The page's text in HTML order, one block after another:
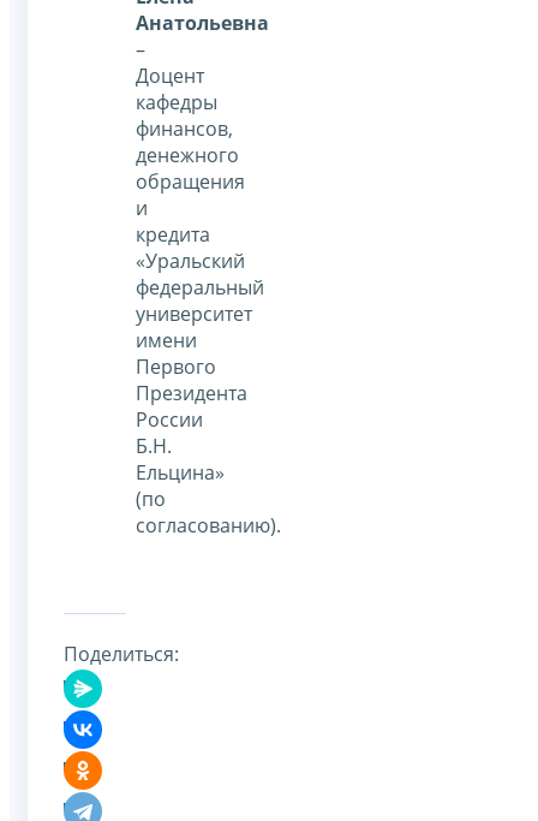
Анатольевна
–
Доцент
кафедры
финансов,
денежного
обращения
и
кредита
«Уральский
федеральный
университет
имени
Первого
Президента
России
Б.Н.
Ельцина»
(по
согласованию).
Поделиться: